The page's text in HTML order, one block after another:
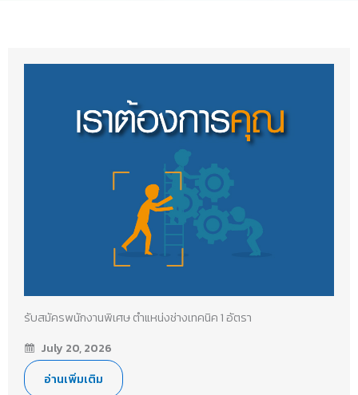
รับสมัครพนักงานพิเศษ ตำแหน่งช่างเทคนิค 1 อัตรา
July 20, 2026
อ่านเพิ่มเติม